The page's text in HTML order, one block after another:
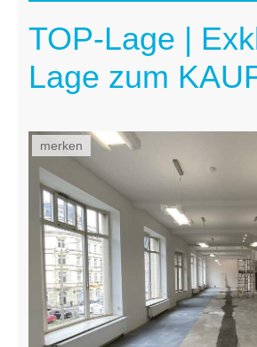
TOP-Lage |
Lage zum
merken